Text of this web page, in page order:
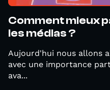
Comment mieux
les médias ?
Aujourd'hui nous allons
avec une importance
ava...